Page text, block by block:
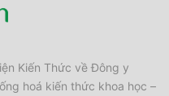
Kiến Thức về Đông y
hoá kiến thức khoa học –